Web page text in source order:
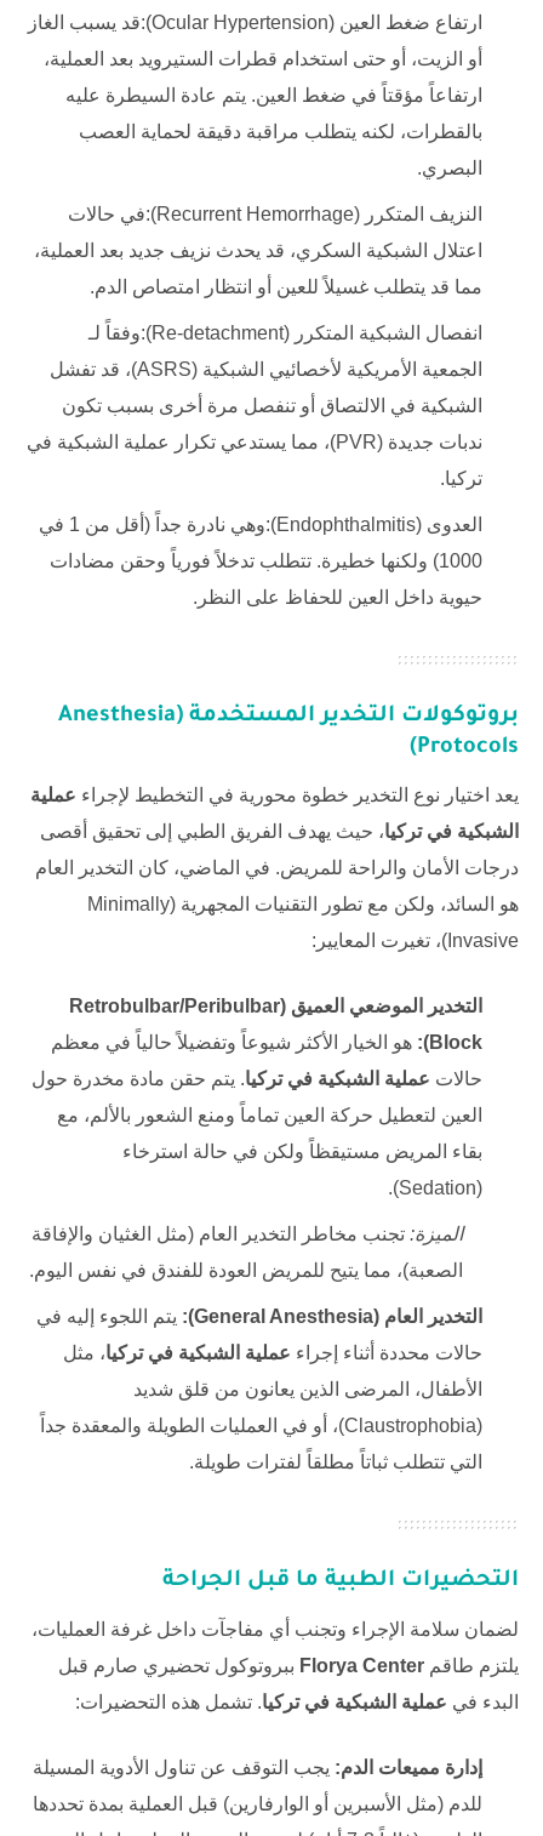
ارتفاع ضغط العين (Ocular Hypertension):قد يسبب الغاز
أو الزيت، أو حتى استخدام قطرات الستيرويد بعد العملية،
ارتفاعاً مؤقتاً في ضغط العين. يتم عادة السيطرة عليه
بالقطرات، لكنه يتطلب مراقبة دقيقة لحماية العصب
البصري.
النزيف المتكرر (Recurrent Hemorrhage):في حالات
اعتلال الشبكية السكري، قد يحدث نزيف جديد بعد العملية،
مما قد يتطلب غسيلاً للعين أو انتظار امتصاص الدم.
انفصال الشبكية المتكرر (Re-detachment):وفقاً لـ
الجمعية الأمريكية لأخصائيي الشبكية (ASRS)، قد تفشل
الشبكية في الالتصاق أو تنفصل مرة أخرى بسبب تكون
ندبات جديدة (PVR)، مما يستدعي تكرار عملية الشبكية في
تركيا.
العدوى (Endophthalmitis):وهي نادرة جداً (أقل من 1 في
1000) ولكنها خطيرة. تتطلب تدخلاً فورياً وحقن مضادات
حيوية داخل العين للحفاظ على النظر.
بروتوكولات التخدير المستخدمة (Anesthesia
Protocols)
يعد اختيار نوع التخدير خطوة محورية في التخطيط لإجراء عملية
الشبكية في تركيا، حيث يهدف الفريق الطبي إلى تحقيق أقصى
درجات الأمان والراحة للمريض. في الماضي، كان التخدير العام
هو السائد، ولكن مع تطور التقنيات المجهرية (Minimally
Invasive)، تغيرت المعايير:
التخدير الموضعي العميق (Retrobulbar/Peribulbar
Block):
هو الخيار الأكثر شيوعاً وتفضيلاً حالياً في معظم
حالات عملية الشبكية في تركيا. يتم حقن مادة مخدرة حول
العين لتعطيل حركة العين تماماً ومنع الشعور بالألم، مع
بقاء المريض مستيقظاً ولكن في حالة استرخاء
(Sedation).
الميزة: تجنب مخاطر التخدير العام (مثل الغثيان والإفاقة
الصعبة)، مما يتيح للمريض العودة للفندق في نفس اليوم.
التخدير العام (General Anesthesia):
يتم اللجوء إليه في
حالات محددة أثناء إجراء عملية الشبكية في تركيا، مثل
الأطفال، المرضى الذين يعانون من قلق شديد
(Claustrophobia)، أو في العمليات الطويلة والمعقدة جداً
التي تتطلب ثباتاً مطلقاً لفترات طويلة.
التحضيرات الطبية ما قبل الجراحة
لضمان سلامة الإجراء وتجنب أي مفاجآت داخل غرفة العمليات،
يلتزم طاقم Florya Center ببروتوكول تحضيري صارم قبل
البدء في عملية الشبكية في تركيا. تشمل هذه التحضيرات:
إدارة مميعات الدم: يجب التوقف عن تناول الأدوية المسيلة
للدم (مثل الأسبرين أو الوارفارين) قبل العملية بمدة تحددها